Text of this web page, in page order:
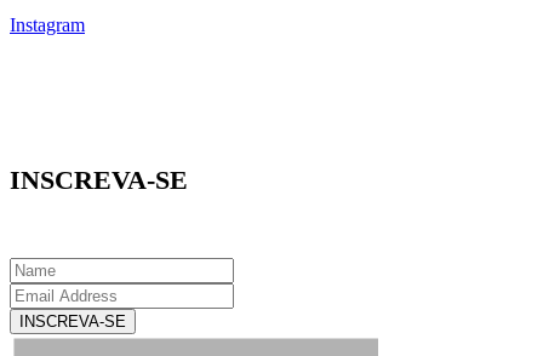
Instagram
INSCREVA-SE
INSCREVA-SE